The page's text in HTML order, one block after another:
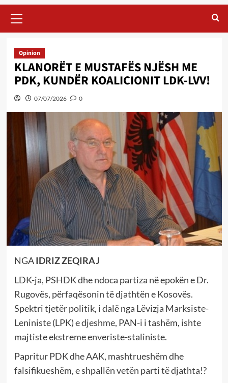
Menu
Opinion
KLANORËT E MUSTAFËS NJËSH ME
PDK, KUNDËR KOALICIONIT LDK-LVV!
07/07/2026 0
NGAIDRIZ ZEQIRAJ
LDK-ja, PSHDK dhe ndoca partiza në epokën e Dr.
Rugovës, përfaqësonin të djathtën e Kosovës.
Spektri tjetër politik, i dalë nga Lëvizja Marksiste-
Leniniste (LPK) e djeshme, PAN-i i tashëm, ishte
majtiste ekstreme enveriste-staliniste.
Papritur PDK dhe AAK, mashtrueshëm dhe
falsifikueshëm, e shpallën vetën parti të djathta!?